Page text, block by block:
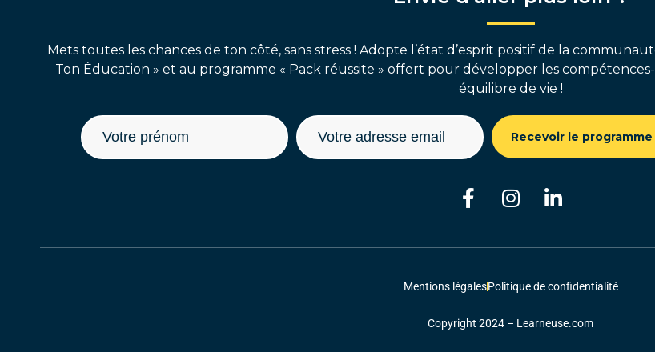
Mets toutes les chances de ton côté, sans stress ! Adopte l’état d’esprit positif de la
Ton Éducation » et au programme « Pack réussite » offert pour développer les
équilibre de vie !
Recevoir le
Mentions légalesPolitique de confidentialité
Copyright 2024 – Learneuse.com